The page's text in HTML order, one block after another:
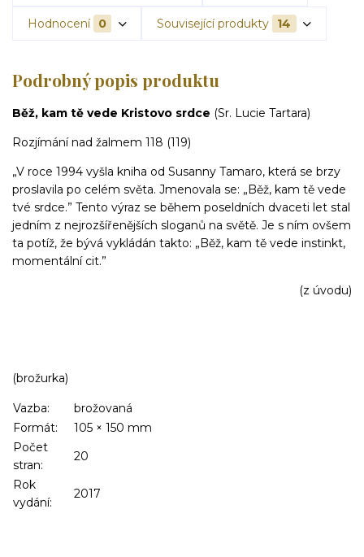
Hodnocení 0 Související produkty 14
Podrobný popis produktu
Běž, kam tě vede Kristovo srdce (Sr. Lucie Tartara)
Rozjímání nad žalmem 118 (119)
„V roce 1994 vyšla kniha od Susanny Tamaro, která se brzy
proslavila po celém světa. Jmenovala se: „Běž, kam tě vede
tvé srdce.” Tento výraz se během poseldních dvaceti let stal
jedním z nejrozšířenějších sloganů na světě. Je s ním ovšem
ta potíž, že bývá vykládán takto: „Běž, kam tě vede instinkt,
momentální cit.”
(z úvodu)
(brožurka)
Vazba:
brožovaná
Formát:
105 × 150 mm
Počet
stran:
20
Rok
vydání:
2017